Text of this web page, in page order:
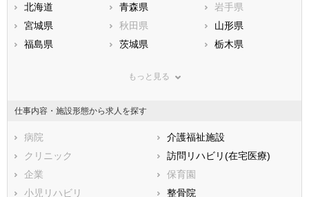
北海道 青森県
岩手県
宮城県
秋田県
山形県
福島県
茨城県
栃木県
神奈川県
石川県
福井県
静岡県
三重県
滋賀県
大阪府
兵庫県
鳥取県
もっと見る
仕事内容・施設形態から求人を探す
病院
介護福祉施設
クリニック
訪問リハビリ(在宅医療)
企業
保育園
小児リハビリ
整骨院